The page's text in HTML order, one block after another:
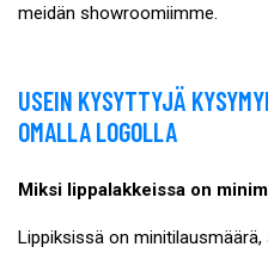
meidän showroomiimme.
USEIN KYSYTTYJÄ
OMALLA LOGOLLA
Miksi lippalakkeissa on
Lippiksissä on